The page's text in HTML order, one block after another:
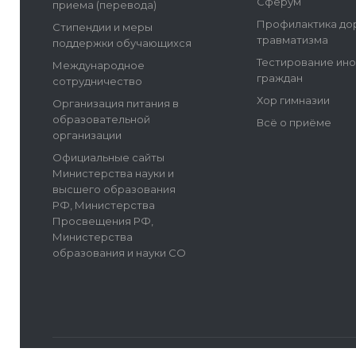
приема (перевода)
Стипендии и меры
поддержки обучающихся
Международное
сотрудничество
Организация питания в
образовательной
организации
Официальные сайты
Министерства науки и
высшего образования
РФ, Министерства
Просвещения РФ,
Министерства
образования и науки СО
Профилактика
травматизма
Тестирование
граждан
Хор гимназии
Всё о приёме